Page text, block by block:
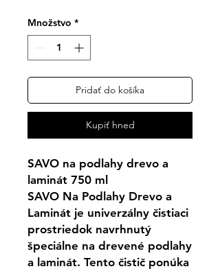
Množstvo *
Pridať do košíka
Kupiť hneď
SAVO na podlahy drevo a
laminát 750 ml
SAVO Na Podlahy Drevo a
Laminát je univerzálny čistiaci
prostriedok navrhnutý
špeciálne na drevené podlahy
a laminát. Tento čistič ponúka